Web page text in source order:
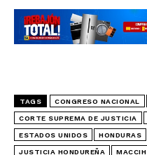
TAGS CONGRESO NACIONAL
CORTE SUPREMA DE JUSTICIA
ESTADOS UNIDOS HONDURAS
JUSTICIA HONDUREÑA MACCIH